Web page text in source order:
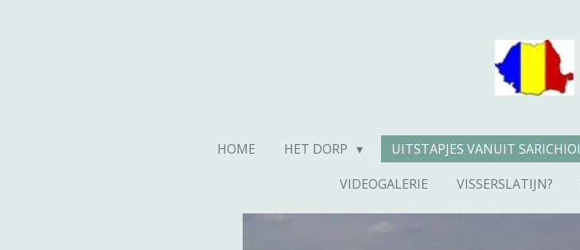
HOME HET DORP UITSTAPJES VANUIT SARICHIOI
VIDEOGALERIE
VISSERSLATIJN?